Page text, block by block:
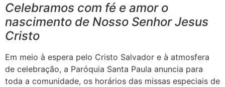
Celebramos com fé e amor o
nascimento de Nosso Senhor Jesus
Cristo
Em meio à espera pelo Cristo Salvador e à atmosfera
de celebração, a Paróquia Santa Paula anuncia para
toda a comunidade, os horários das missas especiais de